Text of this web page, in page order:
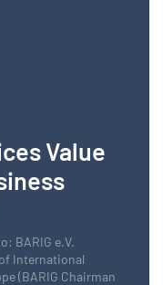
Value
BARIG e.V.
International
(BARIG Chairman